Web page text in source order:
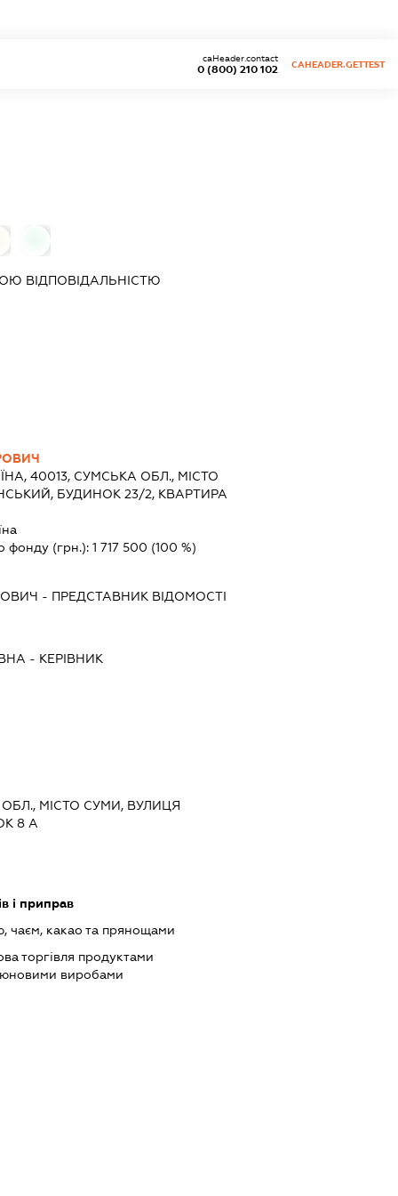
0 (800) 210 102
caHeader.contact
CAHEADER.GETTEST
ВІДПОВІДАЛЬНІСТЮ
40013, СУМСЬКА ОБЛ., МІСТО
БУДИНОК 23/2, КВАРТИРА
фонду (грн.): 1 717 500 (100 %)
- ПРЕДСТАВНИКВІДОМОСТІ
- КЕРІВНИК
МІСТО СУМИ, ВУЛИЦЯ
8 А
і приправ
чаєм, какао та прянощами
торгівля продуктами
виробами